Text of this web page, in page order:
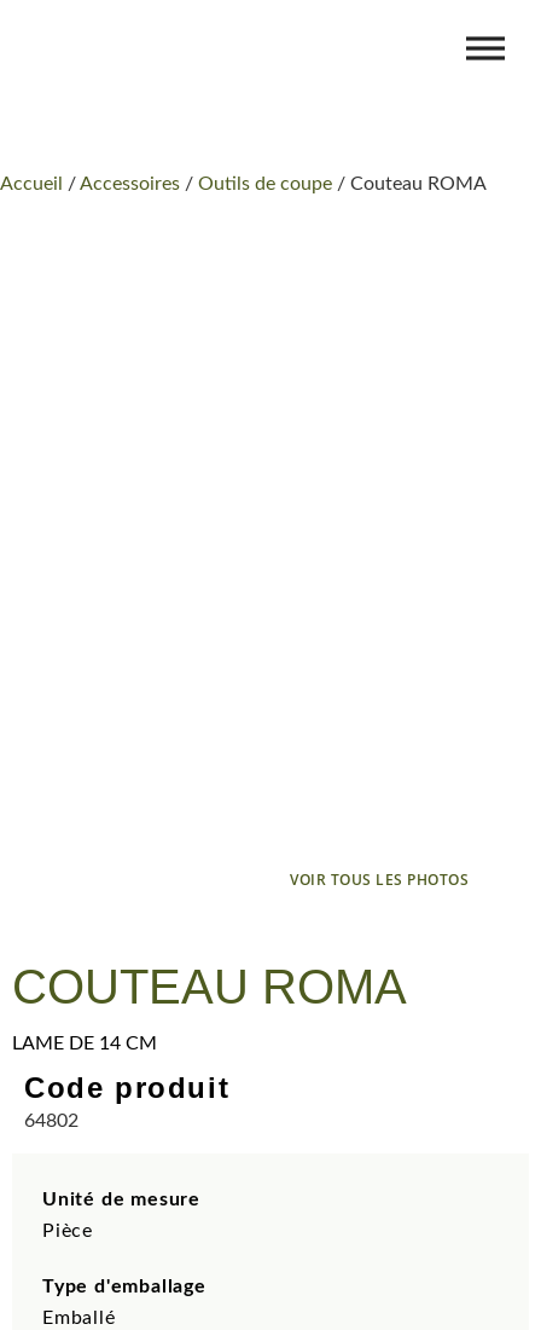
Accueil /Accessoires / Outils de coupe / Couteau ROMA
VOIR TOUS LES PHOTOS
COUTEAU ROMA
LAME DE 14 CM
Code produit
64802
Unité de mesure
Pièce
Type d'emballage
Emballé